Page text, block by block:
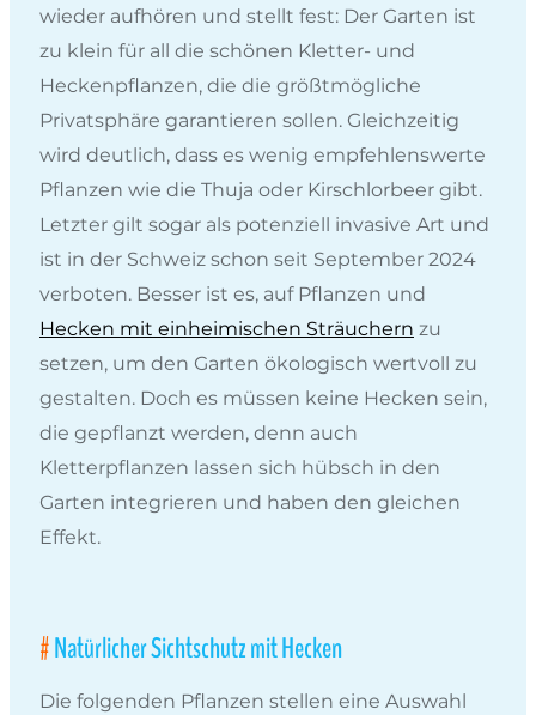
wieder aufhören und stellt fest: Der Garten ist
zu klein für all die schönen Kletter- und
Heckenpflanzen, die die größtmögliche
Privatsphäre garantieren sollen. Gleichzeitig
wird deutlich, dass es wenig empfehlenswerte
Pflanzen wie die Thuja oder Kirschlorbeer gibt.
Letzter gilt sogar als potenziell invasive Art und
ist in der Schweiz schon seit September 2024
verboten. Besser ist es, auf Pflanzen und
Hecken mit einheimischen Sträuchern zu
setzen, um den Garten ökologisch wertvoll zu
gestalten. Doch es müssen keine Hecken sein,
die gepflanzt werden, denn auch
Kletterpflanzen lassen sich hübsch in den
Garten integrieren und haben den gleichen
Effekt.
Natürlicher Sichtschutz mit Hecken
Die folgenden Pflanzen stellen eine Auswahl